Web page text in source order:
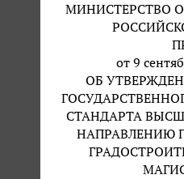
МИНИСТЕРСТВО
от 9
ОБ
СТАНДАРТА
НАПРАВЛЕНИЮ